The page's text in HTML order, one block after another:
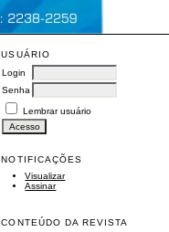
USUÁRIO
Login
Senha
Lembrar usuário
NOTIFICAÇÕES
Visualizar
Assinar
CONTEÚDO DA REVISTA